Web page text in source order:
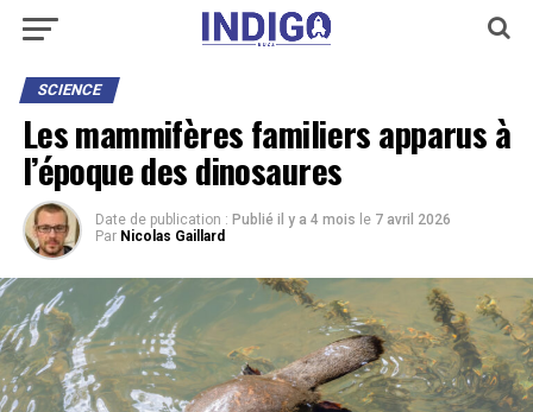
SCIENCE
Les mammifères familiers apparus à
l’époque des dinosaures
Date de publication : Publié il y a 4 mois le 7 avril 2026
Par Nicolas Gaillard